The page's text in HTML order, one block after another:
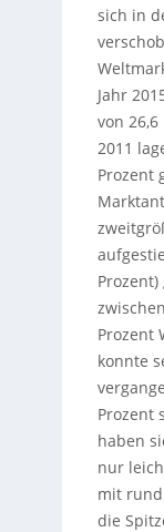
sich in
Jahr
von
2011
Prozent
Prozent
konnte
Prozent
haben
nur
mit
die